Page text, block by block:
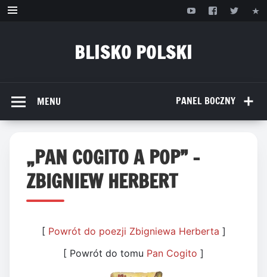
Przejdź
BLISKO POLSKI
PANEL BOCZNY
MENU
„PAN COGITO A POP” –
ZBIGNIEW HERBERT
[ Powrót do poezji Zbigniewa Herberta ]
[ Powrót do tomu Pan Cogito ]